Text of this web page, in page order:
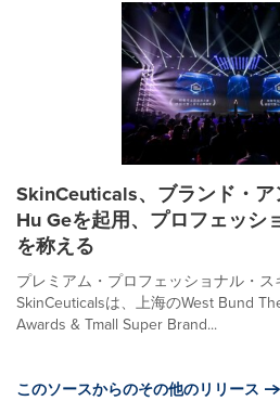
SkinCeuticals、ブランド・
Hu Geを起用、プロフェッシ
を称える
プレミアム・プロフェッショナル・
SkinCeuticalsは、上海のWest Bund
Awards & Tmall Super Brand...
このソースからのその他のリリース